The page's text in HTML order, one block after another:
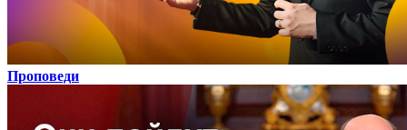
Проповеди